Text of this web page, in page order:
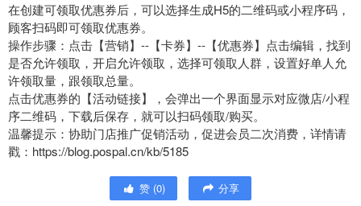
在创建可领取优惠券后，可以选择生成H5的二维码或小程序码，
顾客扫码即可领取优惠券。
操作步骤：点击【营销】--【卡券】--【优惠券】点击编辑，找到
是否允许领取，开启允许领取，选择可领取人群，设置好单人允
许领取量，跟领取总量。
点击优惠券的【活动链接】，会弹出一个界面显示对应微店/小程
序二维码，下载后保存，就可以扫码领取/购买。
温馨提示：协助门店推广促销活动，促进会员二次消费，详情请
戳：https://blog.pospal.cn/kb/5185
赞 (0) 分享